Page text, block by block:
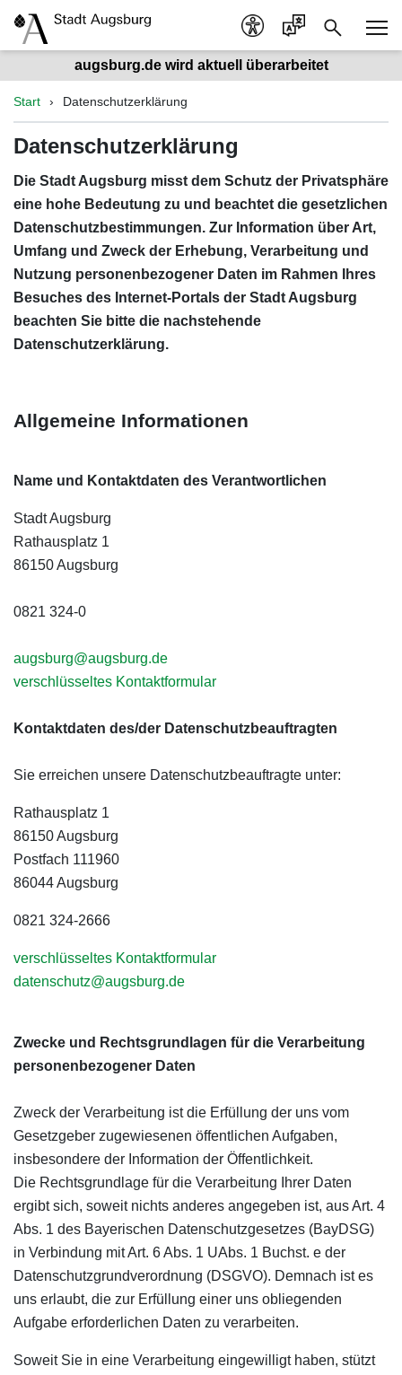
augsburg.de wird aktuell überarbeitet
Start Datenschutzerklärung
Datenschutzerklärung
Die Stadt Augsburg misst dem Schutz der Privatsphäre
eine hohe Bedeutung zu und beachtet die gesetzlichen
Datenschutzbestimmungen. Zur Information über Art,
Umfang und Zweck der Erhebung, Verarbeitung und
Nutzung personenbezogener Daten im Rahmen Ihres
Besuches des Internet-Portals der Stadt Augsburg
beachten Sie bitte die nachstehende
Datenschutzerklärung.
Allgemeine Informationen
Name und Kontaktdaten des Verantwortlichen
Stadt Augsburg
Rathausplatz 1
86150 Augsburg
0821 324-0
augsburg@augsburg.de
verschlüsseltes Kontaktformular
Kontaktdaten des/der Datenschutzbeauftragten
Sie erreichen unsere Datenschutzbeauftragte unter:
Rathausplatz 1
86150 Augsburg
Postfach 111960
86044 Augsburg
0821 324-2666
verschlüsseltes Kontaktformular
datenschutz@augsburg.de
Zwecke und Rechtsgrundlagen für die Verarbeitung
personenbezogener Daten
Zweck der Verarbeitung ist die Erfüllung der uns vom
Gesetzgeber zugewiesenen öffentlichen Aufgaben,
insbesondere der Information der Öffentlichkeit.
Die Rechtsgrundlage für die Verarbeitung Ihrer Daten
ergibt sich, soweit nichts anderes angegeben ist, aus Art. 4
Abs. 1 des Bayerischen Datenschutzgesetzes (BayDSG)
in Verbindung mit Art. 6 Abs. 1 UAbs. 1 Buchst. e der
Datenschutzgrundverordnung (DSGVO). Demnach ist es
uns erlaubt, die zur Erfüllung einer uns obliegenden
Aufgabe erforderlichen Daten zu verarbeiten.
Soweit Sie in eine Verarbeitung eingewilligt haben, stützt